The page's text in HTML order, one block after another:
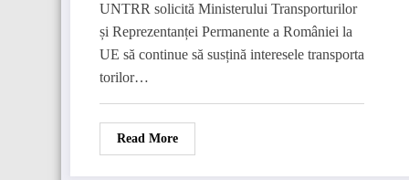
României la UE să se opună ferm
propunerilor periculoase privind
Pachetul Mobilitate 1
UNTRR solicită Ministerului Transporturilor
și Reprezentanței Permanente a României la
UE să continue să susțină interesele transporta
torilor…
Read More